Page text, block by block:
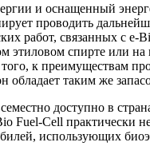
и оснащенный
проводить
работ, связанных с e-
этиловом спирте или
к преимуществам
таким же
доступно в
Fuel-Cell практически
использующих